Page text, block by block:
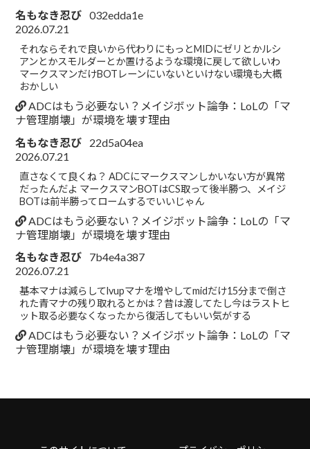
名もなき忍び 032edda1e
2026.07.21
それならそれで良いから代わりにもっとMIDにゼリとかルシ
アンとかスモルダーとか置けるような環境に戻して欲しいわ
マークスマンだけBOTレーンにいないといけない環境も大概
おかしい
ADCはもう必要ない？メイジボット論争：LoLの「マ
ナ管理崩壊」が環境を壊す理由
名もなき忍び
22d5a04ea
2026.07.21
直さなくて良くね？ ADCにマークスマンしかいない方が異常
だったんだよ マークスマンBOTはCS取って後半勝つ、メイジ
BOTは前半勝ってロームするでいいじゃん
ADCはもう必要ない？メイジボット論争：LoLの「マ
ナ管理崩壊」が環境を壊す理由
名もなき忍び
7b4e4a387
2026.07.21
基本マナは減らしてlvupマナを増やしてmidだけ15分まで倒さ
れた青マナの残り取れるとかは？昔は渡してたし今はラストヒ
ット取る必要なくなったから復活してもいい気がする
ADCはもう必要ない？メイジボット論争：LoLの「マ
ナ管理崩壊」が環境を壊す理由